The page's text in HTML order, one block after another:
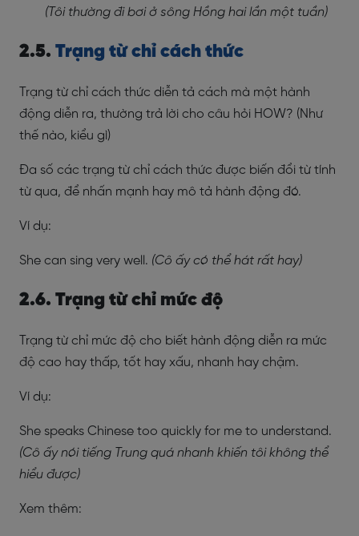
(Tôi thường đi bơi ở sông Hồng hai lần một tuần)
2.5. Trạng từ chỉ cách thức
Trạng từ chỉ cách thức diễn tả cách mà một hành
động diễn ra, thường trả lời cho câu hỏi HOW? (Như
thế nào, kiểu gì)
Đa số các trạng từ chỉ cách thức được biến đổi từ tính
từ qua, để nhấn mạnh hay mô tả hành động đó.
Ví dụ:
She can sing very well. (Cô ấy có thể hát rất hay)
2.6. Trạng từ chỉ mức độ
Trạng từ chỉ mức độ cho biết hành động diễn ra mức
độ cao hay thấp, tốt hay xấu, nhanh hay chậm.
Ví dụ:
She speaks Chinese too quickly for me to understand.
(Cô ấy nói tiếng Trung quá nhanh khiến tôi không thể
hiểu được)
Xem thêm: